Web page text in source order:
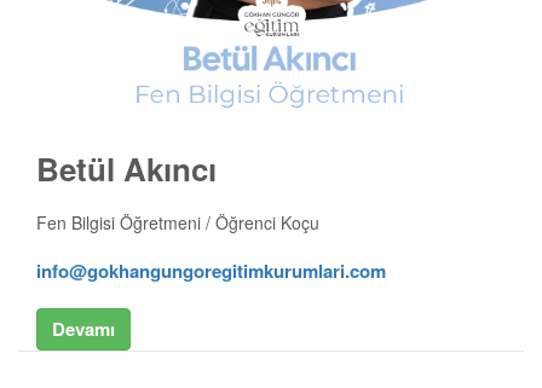
Betül Akıncı
Fen Bilgisi Öğretmeni / Öğrenci Koçu
info@gokhangungoregitimkurumlari.com
Devamı